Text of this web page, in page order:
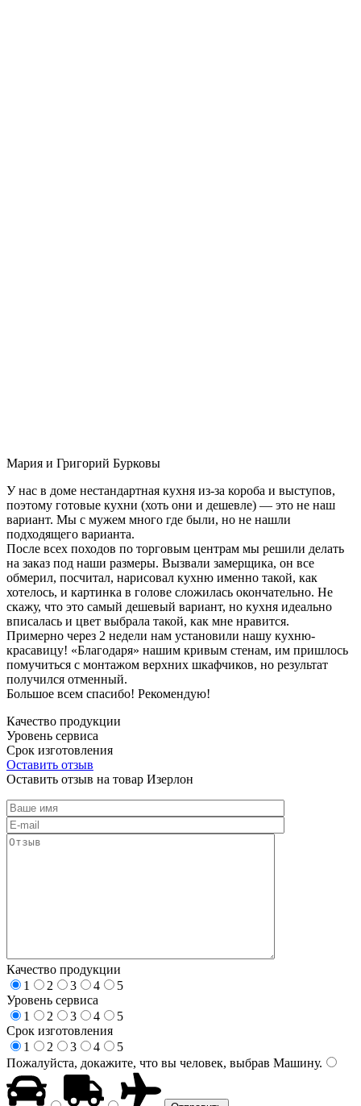
Мария и Григорий Бурковы
У нас в доме нестандартная кухня из-за короба и выступов,
поэтому готовые кухни (хоть они и дешевле) — это не наш
вариант. Мы с мужем много где были, но не нашли
подходящего варианта.
После всех походов по торговым центрам мы решили делать
на заказ под наши размеры. Вызвали замерщика, он все
обмерил, посчитал, нарисовал кухню именно такой, как
хотелось, и картинка в голове сложилась окончательно. Не
скажу, что это самый дешевый вариант, но кухня идеально
вписалась и цвет выбрала такой, как мне нравится.
Примерно через 2 недели нам установили нашу кухню-
красавицу! «Благодаря» нашим кривым стенам, им пришлось
помучиться с монтажом верхних шкафчиков, но результат
получился отменный.
Большое всем спасибо! Рекомендую!
Качество продукции
Уровень сервиса
Срок изготовления
Оставить отзыв
Оставить отзыв на товар Изерлон
Качество продукции
1
2 3 4
5
Уровень сервиса
1
2 3 4
5
Срок изготовления
1
2 3 4
5
Пожалуйста, докажите, что вы человек, выбрав Машину.